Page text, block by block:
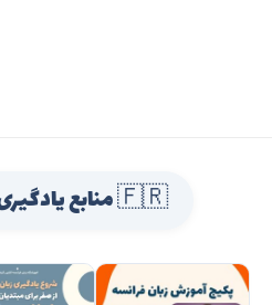
🇫🇷 منابع یادگیری فرانسه 🇫🇷